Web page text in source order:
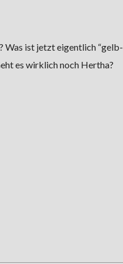
Was ist jetzt eigentlich “gelb-
es wirklich noch Hertha?